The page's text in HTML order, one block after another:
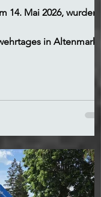
14. Mai 2026, wurden
in Altenmarkt